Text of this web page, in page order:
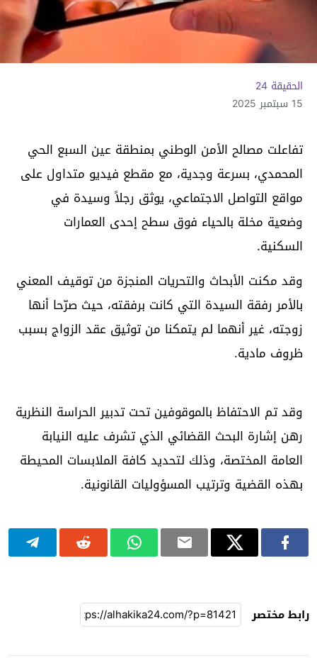
الحقيقة 24
15 سبتمبر 2025
تفاعلت مصالح الأمن الوطني بمنطقة عين السبع الحي
المحمدي، بسرعة وجدية، مع مقطع فيديو متداول على
مواقع التواصل الاجتماعي، يوثق رجلاً وسيدة في
وضعية مخلة بالحياء فوق سطح إحدى العمارات
السكنية.
وقد مكنت الأبحاث والتحريات المنجزة من توقيف المعني
بالأمر رفقة السيدة التي كانت برفقته، حيث صرّحا أنها
زوجته، غير أنهما لم يتمكنا من توثيق عقد الزواج بسبب
ظروف مادية.
وقد تم الاحتفاظ بالموقوفين تحت تدبير الحراسة النظرية
رهن إشارة البحث القضائي الذي تشرف عليه النيابة
العامة المختصة، وذلك لتحديد كافة الملابسات المحيطة
بهذه القضية وترتيب المسؤوليات القانونية.
رابط مختصر